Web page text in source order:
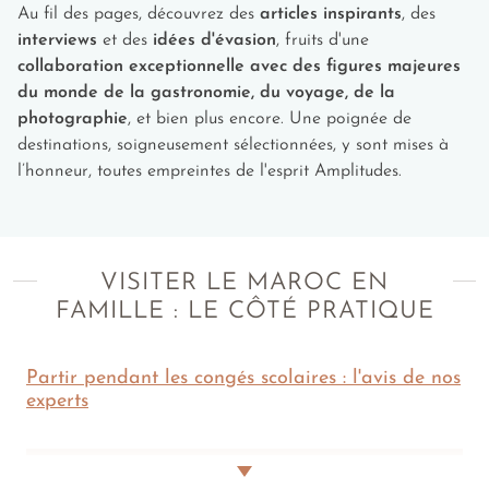
dans le désert d'Agafay : à quelques kilomètres de
Marrakech, le désert d'Agafay offre un terrain de jeu
idéal pour les plus aventureux. Vos enfants monteront
en tant que passagers et découvriront les étendues
ocre à toute vitesse.
Sortie en bateau et observation des dauphins
dans la lagune de Dakhla: au sud du pays, cette
lagune protégée abrite des majestueux dauphins. Une
Cours de poterie, céramique ou zellige à
d'approfondir ses compétences. Vos adolescents
repartiront souvent avec leurs œuvres comme
moniteur agréé, vos ados apprendront à dompter les
Au fil des pages, découvrez des articles inspirants, des
interviews et des idées d'évasion, fruits d'une
collaboration exceptionnelle avec des figures majeures
du monde de la gastronomie, du voyage, de la
photographie, et bien plus encore. Une poignée de
destinations, soigneusement sélectionnées, y sont mises à
l’honneur, toutes empreintes de l'esprit Amplitudes.
VISITER LE MAROC EN
FAMILLE : LE CÔTÉ PRATIQUE
Partir pendant les congés scolaires : l'avis de nos
experts